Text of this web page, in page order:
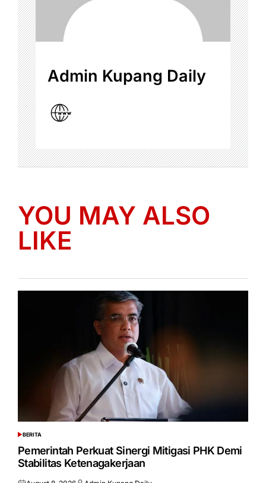
Admin Kupang Daily
YOU MAY ALSO
LIKE
POSTED
IN
BERITA
Pemerintah Perkuat Sinergi Mitigasi PHK Demi
Stabilitas Ketenagakerjaan